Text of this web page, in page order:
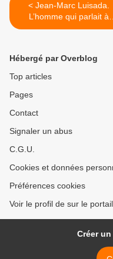
< Jean-Marc Luisada.
L’homme qui parlait à
l’oreille des pianos.
Hébergé par Overblog
Top articles
Pages
Contact
Signaler un abus
C.G.U.
Cookies et données
Préférences cookies
Voir le profil de sur le
Créer